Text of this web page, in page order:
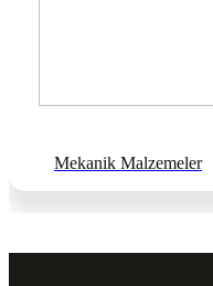
Mekanik Malzemeler